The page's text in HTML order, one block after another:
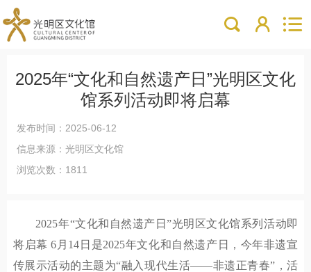
2025年“文化和自然遗产日”光明区文化
馆系列活动即将启幕
发布时间：2025-06-12
信息来源：光明区文化馆
浏览次数：1811
2025年“文化和自然遗产日”光明区文化馆系列活动即
将启幕 6月14日是2025年文化和自然遗产日，今年非遗宣
传展示活动的主题为“融入现代生活——非遗正青春”，活